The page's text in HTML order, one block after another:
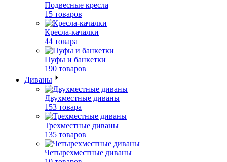
Подвесные кресла
15 товаров
Кресла-качалки
44 товара
Пуфы и банкетки
190 товаров
Диваны
Двухместные диваны
153 товара
Трехместные диваны
135 товаров
Четырехместные диваны